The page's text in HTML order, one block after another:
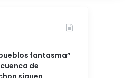
fantasma”
de